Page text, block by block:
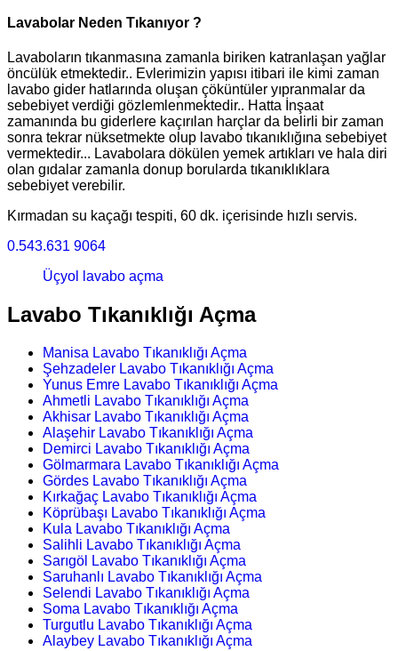
Lavabolar Neden Tıkanıyor ?
Lavaboların tıkanmasına zamanla biriken katranlaşan yağlar
öncülük etmektedir.. Evlerimizin yapısı itibari ile kimi zaman
lavabo gider hatlarında oluşan çöküntüler yıpranmalar da
sebebiyet verdiği gözlemlenmektedir.. Hatta İnşaat
zamanında bu giderlere kaçırılan harçlar da belirli bir zaman
sonra tekrar nüksetmekte olup lavabo tıkanıklığına sebebiyet
vermektedir... Lavabolara dökülen yemek artıkları ve hala diri
olan gıdalar zamanla donup borularda tıkanıklıklara
sebebiyet verebilir.
Kırmadan su kaçağı tespiti, 60 dk. içerisinde hızlı servis.
0.543.631 9064
Üçyol lavabo açma
Lavabo Tıkanıklığı Açma
Manisa Lavabo Tıkanıklığı Açma
Şehzadeler Lavabo Tıkanıklığı Açma
Yunus Emre Lavabo Tıkanıklığı Açma
Ahmetli Lavabo Tıkanıklığı Açma
Akhisar Lavabo Tıkanıklığı Açma
Alaşehir Lavabo Tıkanıklığı Açma
Demirci Lavabo Tıkanıklığı Açma
Gölmarmara Lavabo Tıkanıklığı Açma
Gördes Lavabo Tıkanıklığı Açma
Kırkağaç Lavabo Tıkanıklığı Açma
Köprübaşı Lavabo Tıkanıklığı Açma
Kula Lavabo Tıkanıklığı Açma
Salihli Lavabo Tıkanıklığı Açma
Sarıgöl Lavabo Tıkanıklığı Açma
Saruhanlı Lavabo Tıkanıklığı Açma
Selendi Lavabo Tıkanıklığı Açma
Soma Lavabo Tıkanıklığı Açma
Turgutlu Lavabo Tıkanıklığı Açma
Alaybey Lavabo Tıkanıklığı Açma